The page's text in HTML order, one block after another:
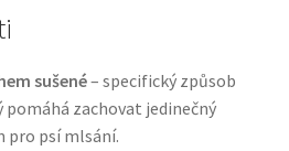
kvalita a přirozené složení
sušené– specifický způsob
zachovat jedinečný
pro psí mlsání.